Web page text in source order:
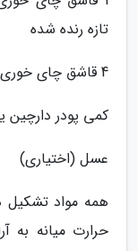
تازه رنده شده
4 قاشق چای خوری فلفل سیاه
کمی پودر دارچین یا 1 عدد چوب
عسل (اختیاری)
همه مواد
حرارت میانه به